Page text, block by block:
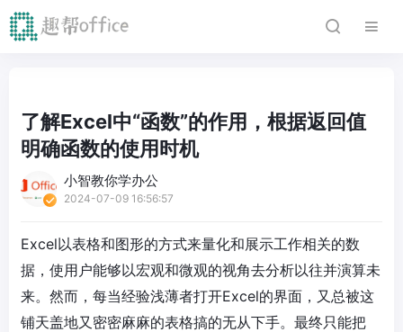
了解Excel中“函数”的作用，根据返回值
明确函数的使用时机
小智教你学办公
2024-07-09 16:56:57
Excel以表格和图形的方式来量化和展示工作相关的数
据，使用户能够以宏观和微观的视角去分析以往并演算未
来。然而，每当经验浅薄者打开Excel的界面，又总被这
铺天盖地又密密麻麻的表格搞的无从下手。最终只能把